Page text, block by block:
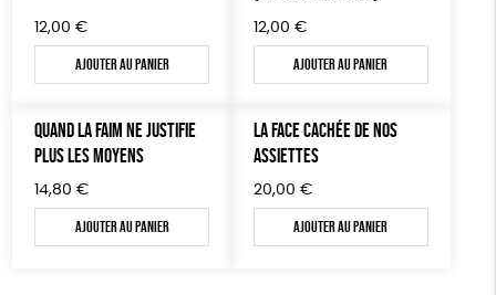
POSTERS ÉDUCATIFS
BD / ILLUSTRÉS
ESSAIS
ACCESSOIRES
12,00 €
Ajouter au panier
12,00 €
Ajouter au panier
QUAND LA FAIM NE JUSTIFIE
PLUS LES MOYENS
14,80 €
Ajouter au panier
LA FACE CACHÉE DE NOS
ASSIETTES
20,00 €
Ajouter au panier